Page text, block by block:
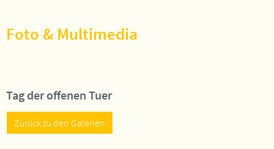
Foto & Multimedia
Tag der offenen Tuer
Zurück zu den Galerien